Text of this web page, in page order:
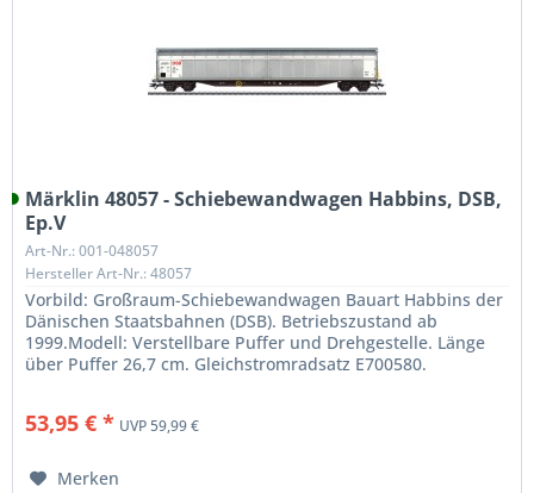
Märklin 48057 - Schiebewandwagen Habbins, DSB,
Ep.V
Art-Nr.: 001-048057
Hersteller Art-Nr.: 48057
Vorbild: Großraum-Schiebewandwagen Bauart Habbins der
Dänischen Staatsbahnen (DSB). Betriebszustand ab
1999.Modell: Verstellbare Puffer und Drehgestelle. Länge
über Puffer 26,7 cm. Gleichstromradsatz E700580.
53,95 € * UVP 59,99 €
Merken